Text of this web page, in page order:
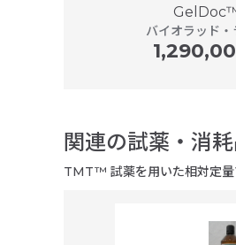
バイオラッド
関連の試薬・消
TMT™ 試薬を用いた相対定量